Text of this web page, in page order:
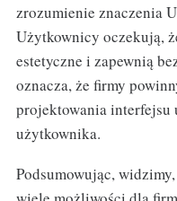
zrozumienie znaczenia
Użytkownicy oczekują,
estetyczne i zapewnią
oznacza, że firmy
projektowania
użytkownika.
Podsumowując,